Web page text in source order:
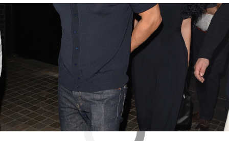
Orlando Bloom Katy Perry
» Cine